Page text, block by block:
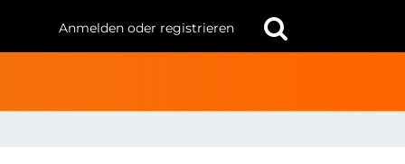
Anmelden oder registrieren